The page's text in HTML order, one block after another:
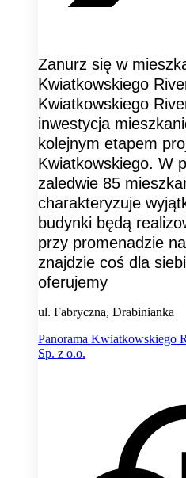
Zanurz się w
Kwiatkowskiego
Kwiatkowskiego
inwestycja
kolejnym etapem
Kwiatkowskiego. W
zaledwie 85
charakteryzuje
budynki będą
przy promenadzie
znajdzie coś dla
oferujemy
ul. Fabryczna, Drabinianka
Panorama Kwiatkowskiego
Sp. z o.o.